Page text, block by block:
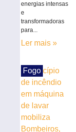
Samae
prepara
programação
especial
celebrar
seus
anos
história
energias intensas
e
transformadoras
para...
Ler mais »
Fogo